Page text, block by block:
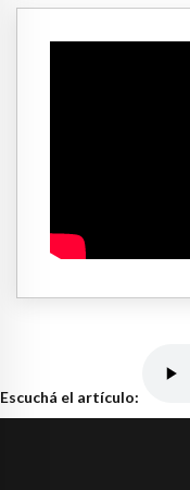
Escuchá el artículo: